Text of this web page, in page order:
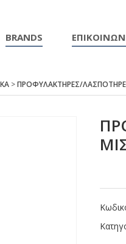
BRANDS
>ΠΡΟΦΥΛΑΚΤΗΡΕΣ/